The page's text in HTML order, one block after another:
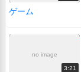
ゲーム
no image
3:21